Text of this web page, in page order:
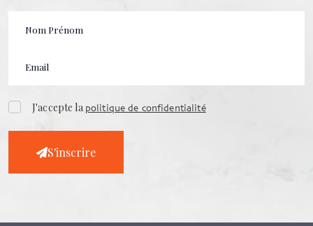
J'accepte lapolitique de confidentialité
S'inscrire